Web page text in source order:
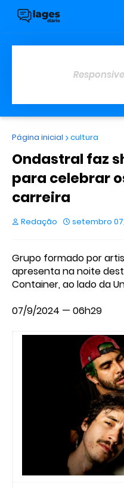
Página inicial cultura
Ondastral faz
para celebrar
carreira
Redação setembro
Grupo formado por
apresenta na noite
Container, ao lado da
07/9/2024 — 06h29